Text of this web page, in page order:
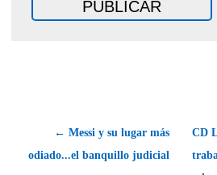
← Messi y su lugar más
odiado...el banquillo judicial
CD